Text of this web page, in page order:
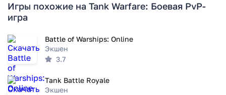
Игры похожие на Tank Warfare: Боевая PvP-
игра
Battle of Warships: Online
Экшен
3.7
Tank Battle Royale
Экшен